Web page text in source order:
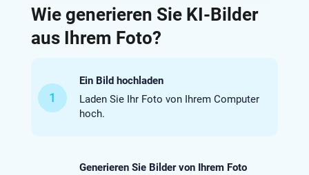
Wie generieren Sie KI-Bilder
aus Ihrem Foto?
1
Ein Bild hochladen
Laden Sie Ihr Foto von Ihrem Computer
hoch.
Generieren Sie Bilder von Ihrem Foto